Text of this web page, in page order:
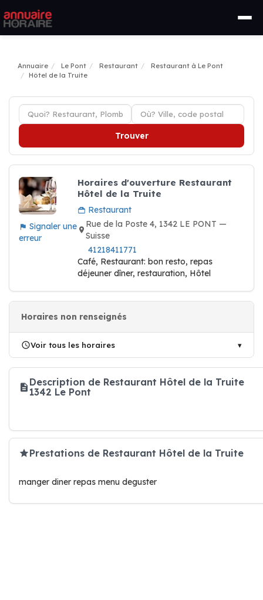
Annuaire Le Pont Restaurant
Restaurant à Le Pont
Hôtel de la Truite
Trouver
Signaler une
erreur
Horaires d'ouverture Restaurant
Hôtel de la Truite
Restaurant
Rue de la Poste 4, 1342 LE PONT —
Suisse
41218411771
Café, Restaurant: bon resto, repas
déjeuner dîner, restauration, Hôtel
Horaires non renseignés
Voir tous les horaires
Description de Restaurant Hôtel de la Truite
1342 Le Pont
Prestations de Restaurant Hôtel de la Truite
manger diner repas menu deguster